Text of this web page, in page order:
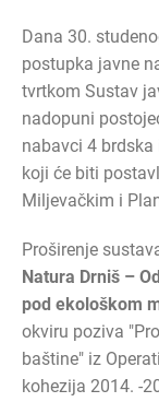
Dana 30.
postupka javne
tvrtkom Sustav
nadopuni
nabavci 4
koji će biti
Miljevačkim i
Proširenje
Natura Drniš –
pod ekološkom
okviru poziva
baštine" iz
kohezija 2014. -